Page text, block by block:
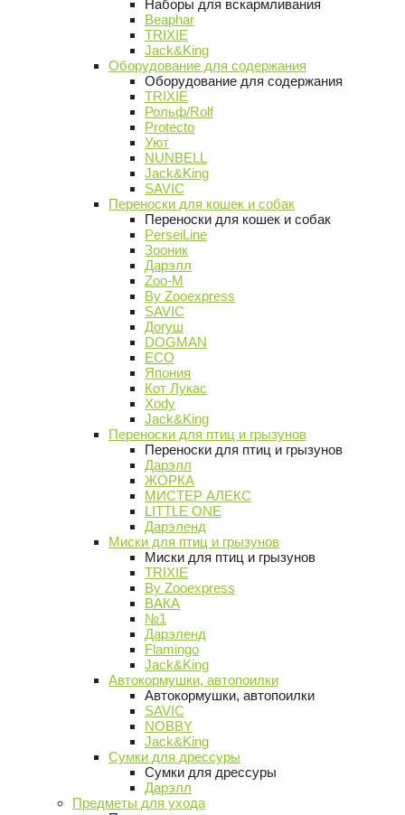
Наборы для вскармливания
Beaphar
TRIXIE
Jack&King
Оборудование для содержания
Оборудование для содержания
TRIXIE
Рольф/Rolf
Protecto
Уют
NUNBELL
Jack&King
SAVIC
Переноски для кошек и собак
Переноски для кошек и собак
PerseiLine
Зооник
Дарэлл
Zoo-M
By Zooexpress
SAVIC
Догуш
DOGMAN
ECO
Япония
Кот Лукас
Xody
Jack&King
Переноски для птиц и грызунов
Переноски для птиц и грызунов
Дарэлл
ЖОРКА
МИСТЕР АЛЕКС
LITTLE ONE
Дарэленд
Миски для птиц и грызунов
Миски для птиц и грызунов
TRIXIE
By Zooexpress
ВАКА
№1
Дарэленд
Flamingo
Jack&King
Автокормушки, автопоилки
Автокормушки, автопоилки
SAVIC
NOBBY
Jack&King
Сумки для дрессуры
Сумки для дрессуры
Дарэлл
Предметы для ухода